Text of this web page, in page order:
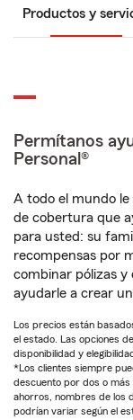
Productos y
Permítanos
Personal®
A todo el mundo le
de cobertura que
para usted: su
recompensas por
combinar pólizas y
ayudarle a crear
Los precios están
el estado. Las opciones
disponibilidad y
*Los clientes siempre
descuento por dos o más
ahorros, nombres de los
podrían variar según el